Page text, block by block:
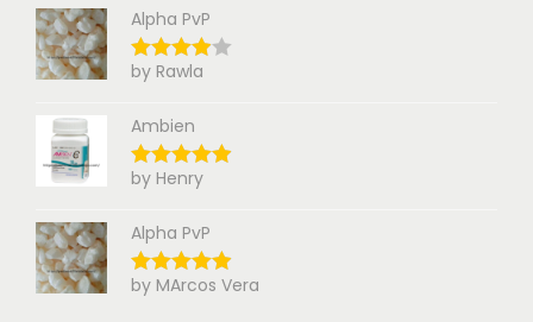
Alpha PvP
by Rawla
Ambien
by Henry
Alpha PvP
by MArcos Vera